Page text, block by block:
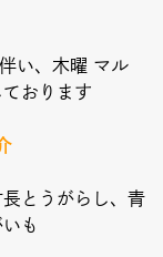
い、木曜 マル
おります
とうがらし、青
も